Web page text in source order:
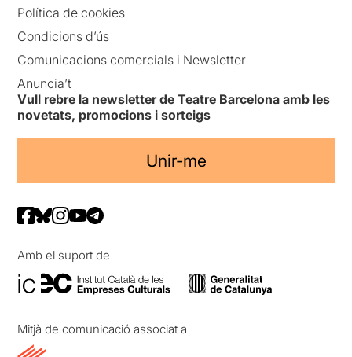
Política de cookies
Condicions d’ús
Comunicacions comercials i Newsletter
Anuncia’t
Vull rebre la newsletter de Teatre Barcelona amb les
novetats, promocions i sorteigs
Unir-me
Amb el suport de
Mitjà de comunicació associat a